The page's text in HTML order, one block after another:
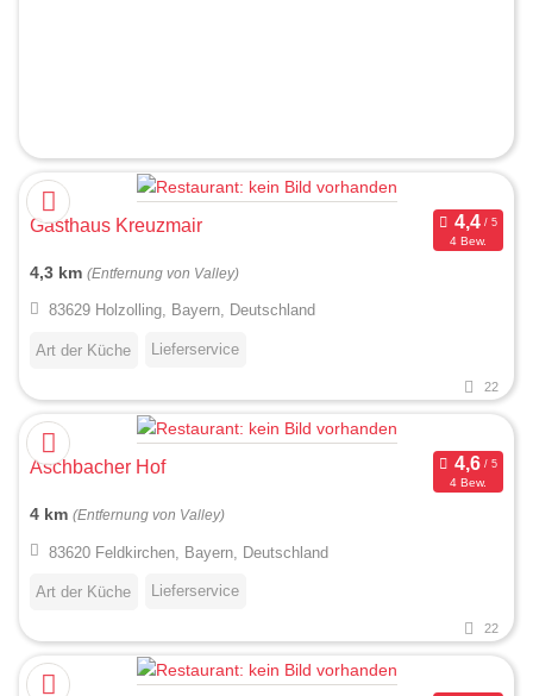
Gasthaus Kreuzmair
4 Bew.
4,3 km (Entfernung von Valley)
83629 Holzolling, Bayern, Deutschland
Art der Küche Lieferservice
22
Aschbacher Hof
4 Bew.
4 km (Entfernung von Valley)
83620 Feldkirchen, Bayern, Deutschland
Art der Küche Lieferservice
22